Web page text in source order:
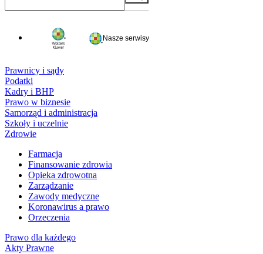
Nasze serwisy
Prawnicy i sądy
Podatki
Kadry i BHP
Prawo w biznesie
Samorząd i administracja
Szkoły i uczelnie
Zdrowie
Farmacja
Finansowanie zdrowia
Opieka zdrowotna
Zarządzanie
Zawody medyczne
Koronawirus a prawo
Orzeczenia
Prawo dla każdego
Akty Prawne